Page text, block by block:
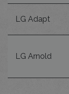
LG Adapt
LG Arnold